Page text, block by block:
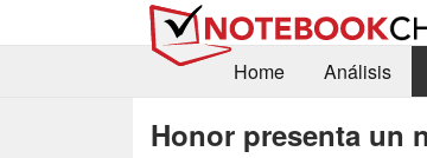
Home
Análisis
Honor presenta un